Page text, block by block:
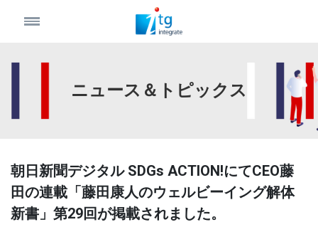
ニュース＆トピックス
朝日新聞デジタル SDGs ACTION!にてCEO藤
田の連載「藤田康人のウェルビーイング解体
新書」第29回が掲載されました。